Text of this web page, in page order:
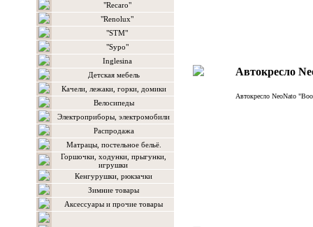
"Recaro"
"Renolux"
"STM"
"Sypo"
Inglesina
Детская мебель
Качели, лежаки, горки, домики
Велосипеды
Электроприборы, электромобили
Распродажа
Матрацы, постельное бельё.
Горшочки, ходунки, прыгунки,
игрушки
Кенгурушки, рюкзачки
Зимние товары
Аксессуары и прочие товары
Aвтокреслo
Aвтокреслo NeoNato